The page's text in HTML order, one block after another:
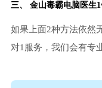
三、 金山毒霸电脑医生
如果上面2种方法依然
对1服务，我们会有专